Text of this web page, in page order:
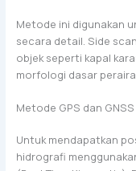
Metode ini digunakan
secara detail. Side
objek seperti kapal
morfologi dasar
Metode GPS dan
Untuk mendapatkan
hidrografi